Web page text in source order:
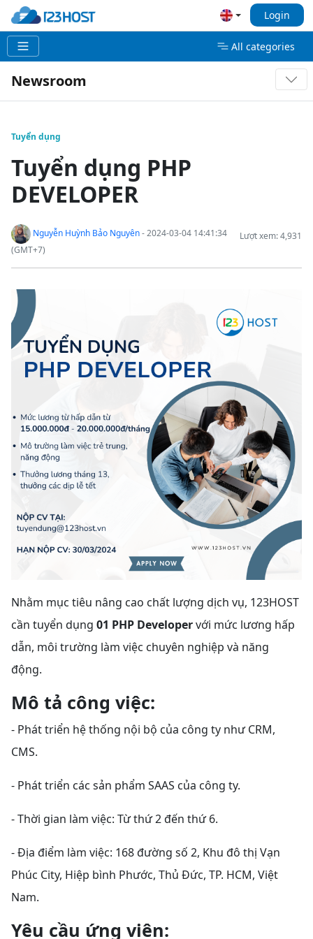
Login
All categories
Newsroom
Tuyển dụng
Tuyển dụng PHP
DEVELOPER
Lượt xem: 4,931
Nguyễn Huỳnh Bảo Nguyên- 2024-03-04 14:41:34
(GMT+7)
Nhằm mục tiêu nâng cao chất lượng dịch vụ, 123HOST
cần tuyển dụng 01 PHP Developervới mức lương hấp
dẫn, môi trường làm việc chuyên nghiệp và năng
động.
Mô tả công việc:
- Phát triển hệ thống nội bộ của công ty như CRM,
CMS.
- Phát triển các sản phẩm SAAS của công ty.
- Thời gian làm việc: Từ thứ 2 đến thứ 6.
- Địa điểm làm việc: 168 đường số 2, Khu đô thị Vạn
Phúc City, Hiệp bình Phước, Thủ Đức, TP. HCM, Việt
Nam.
Yêu cầu ứng viên: